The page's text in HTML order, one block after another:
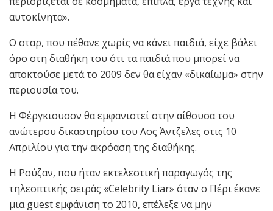
αυτοκίνητα».
Ο σταρ, που πέθανε χωρίς να κάνει παιδιά, είχε βάλει
όρο στη διαθήκη του ότι τα παιδιά που μπορεί να
αποκτούσε μετά το 2009 δεν θα είχαν «δικαίωμα» στην
περιουσία του.
Η Φέργκιουσον θα εμφανιστεί στην αίθουσα του
ανώτερου δικαστηρίου του Λος Άντζελες στις 10
Απριλίου για την ακρόαση της διαθήκης.
Η Ρούζαν, που ήταν εκτελεστική παραγωγός της
τηλεοπτικής σειράς «Celebrity Liar» όταν ο Πέρι έκανε
μια guest εμφάνιση το 2010, επέλεξε να μην